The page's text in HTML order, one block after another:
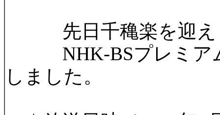
先日千穐楽を迎えま
NHK-BSプレミアム
しました。